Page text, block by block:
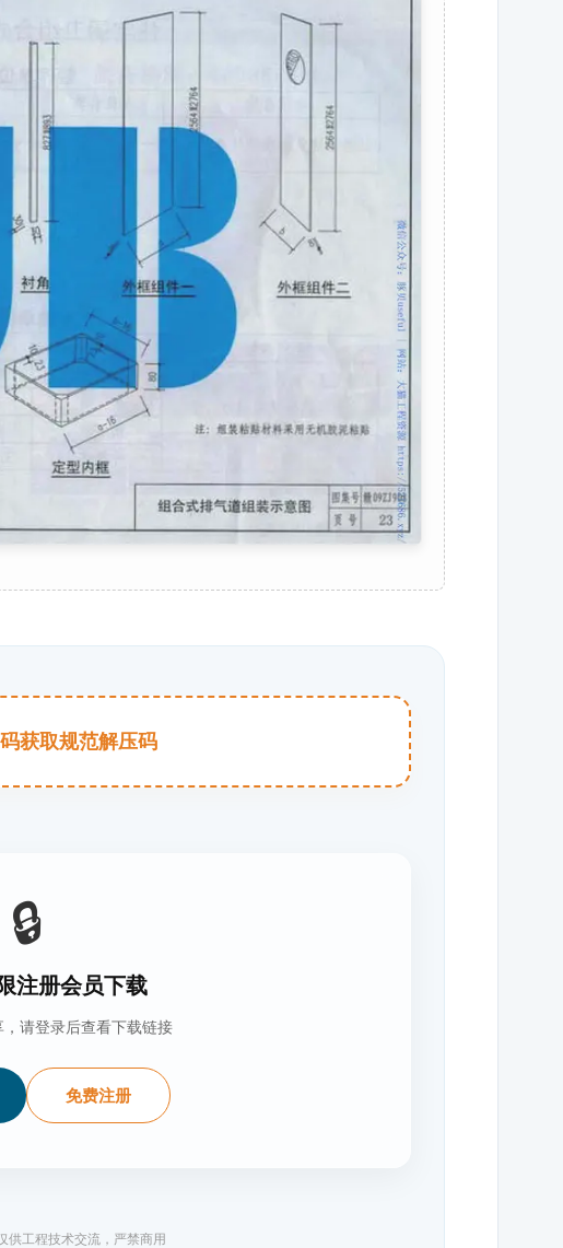
获取规范解压码
🔒
注册会员下载
请登录后查看下载链接
免费注册
供工程技术交流，严禁商用